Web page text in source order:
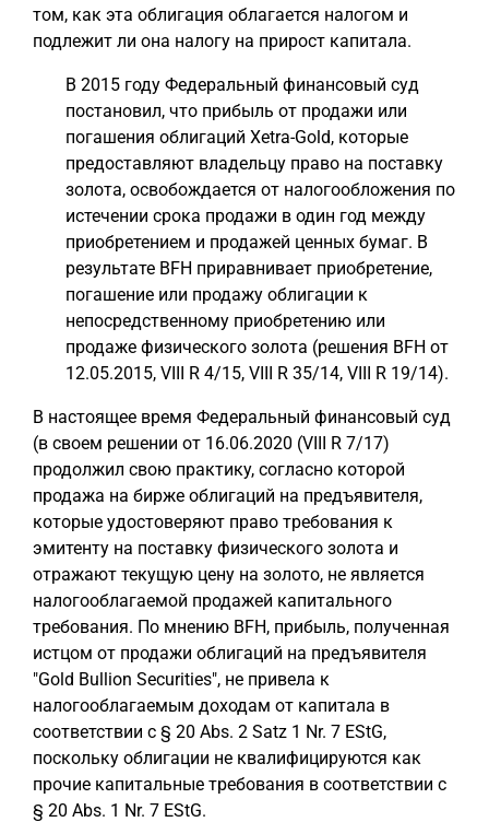
том, как эта облигация облагается налогом и
подлежит ли она налогу на прирост капитала.
В 2015 году Федеральный финансовый суд
постановил, что прибыль от продажи или
погашения облигаций Xetra-Gold, которые
предоставляют владельцу право на поставку
золота, освобождается от налогообложения по
истечении срока продажи в один год между
приобретением и продажей ценных бумаг. В
результате BFH приравнивает приобретение,
погашение или продажу облигации к
непосредственному приобретению или
продаже физического золота (решения BFH от
12.05.2015, VIII R 4/15, VIII R 35/14, VIII R 19/14).
В настоящее время Федеральный финансовый суд
(в своем решении от 16.06.2020 (VIII R 7/17)
продолжил свою практику, согласно которой
продажа на бирже облигаций на предъявителя,
которые удостоверяют право требования к
эмитенту на поставку физического золота и
отражают текущую цену на золото, не является
налогооблагаемой продажей капитального
требования. По мнению BFH, прибыль, полученная
истцом от продажи облигаций на предъявителя
"Gold Bullion Securities", не привела к
налогооблагаемым доходам от капитала в
соответствии с § 20 Abs. 2 Satz 1 Nr. 7 EStG,
поскольку облигации не квалифицируются как
прочие капитальные требования в соответствии с
§ 20 Abs. 1 Nr. 7 EStG.